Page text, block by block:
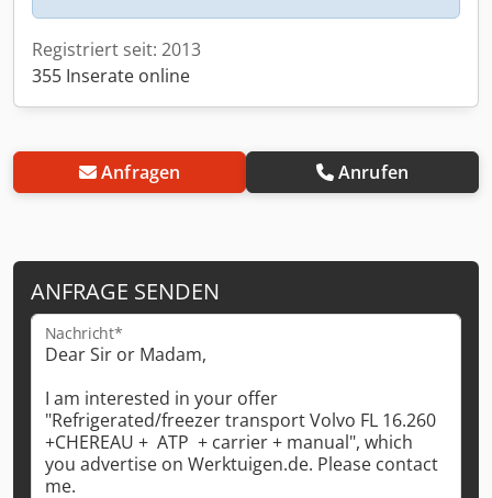
Registriert seit: 2013
355 Inserate online
Anfragen Anrufen
ANFRAGE SENDEN
Nachricht*